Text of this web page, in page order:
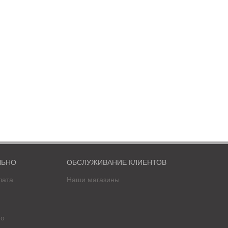
ОБСЛУЖИВАНИЕ КЛИЕНТОВ
Наши магазины